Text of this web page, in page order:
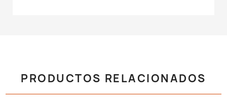
PRODUCTOS RELACIONADOS